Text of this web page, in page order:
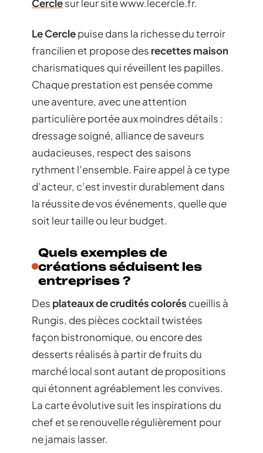
Cerclesur leur site www.lecercle.fr.
Le Cerclepuise dans la richesse du terroir
francilien et propose des recettes maison
charismatiques qui réveillent les papilles.
Chaque prestation est pensée comme
une aventure, avec une attention
particulière portée aux moindres détails :
dressage soigné, alliance de saveurs
audacieuses, respect des saisons
rythment l’ensemble. Faire appel à ce type
d’acteur, c’est investir durablement dans
la réussite de vos événements, quelle que
soit leur taille ou leur budget.
Quels exemples de
créations séduisent les
entreprises ?
Des plateaux de crudités colorés cueillis à
Rungis, des pièces cocktail twistées
façon bistronomique, ou encore des
desserts réalisés à partir de fruits du
marché local sont autant de propositions
qui étonnent agréablement les convives.
La carte évolutive suit les inspirations du
chef et se renouvelle régulièrement pour
ne jamais lasser.